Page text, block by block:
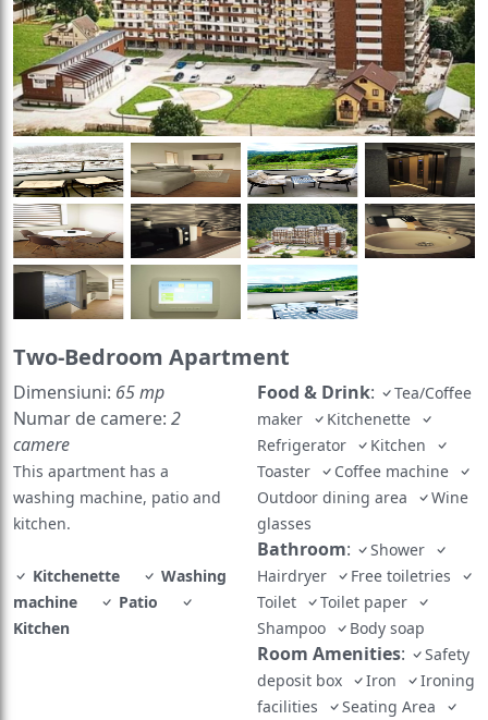
Two-Bedroom Apartment
Dimensiuni: 65 mp
Numar de camere: 2
camere
This apartment has a
washing machine, patio and
kitchen.
Kitchenette
Washing
machine
Patio
Kitchen
Food & Drink:
Tea/Coffee
maker
Kitchenette
Refrigerator
Kitchen
Toaster
Coffee machine
Outdoor dining area
Wine
glasses
Bathroom:
Shower
Hairdryer
Free toiletries
Toilet
Toilet paper
Shampoo
Body soap
Room Amenities:
Safety
deposit box
Iron
Ironing
facilities
Seating Area